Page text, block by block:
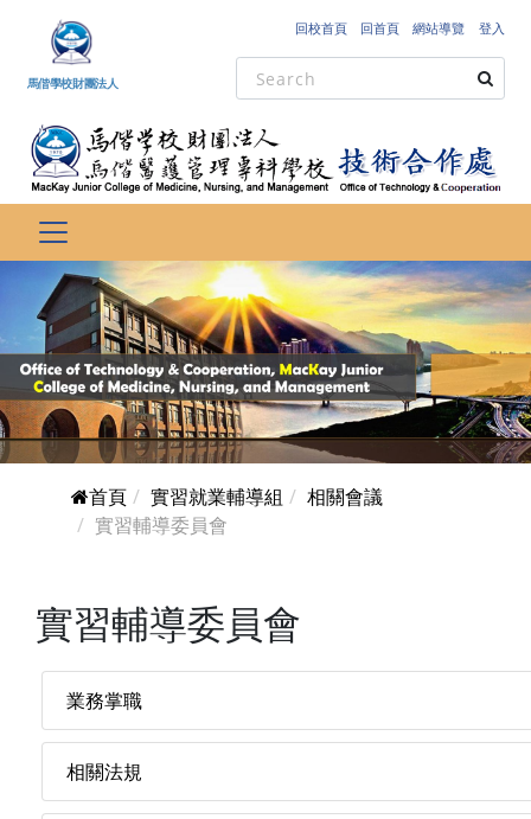
跳到主要內容
馬偕學校財團法人
回校首頁 回首頁 網站導覽 登入
首頁 實習就業輔導組
相關會議
實習輔導委員會
實習輔導委員會
業務掌職
相關法規